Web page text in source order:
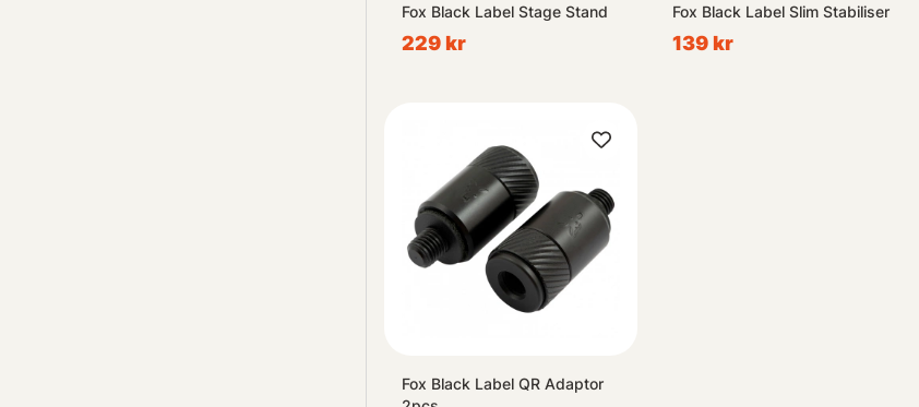
Fox Black Label Stage Stand
229 kr
Fox Black Label Slim Stabiliser
139 kr
Fox Black Label QR Adaptor